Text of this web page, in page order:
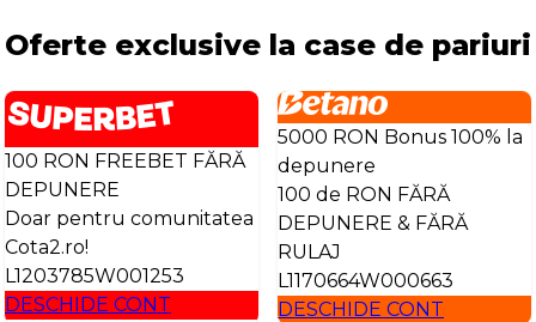
Oferte exclusive la case de pariuri
100 RON FREEBET FĂRĂ
DEPUNERE
Doar pentru comunitatea
Cota2.ro!
L1203785W001253
DESCHIDE CONT
5000 RON Bonus 100% la
depunere
100 de RON FĂRĂ
DEPUNERE & FĂRĂ
RULAJ
L1170664W000663
DESCHIDE CONT